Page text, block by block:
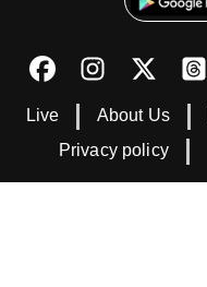
Live About Us
Privacy policy